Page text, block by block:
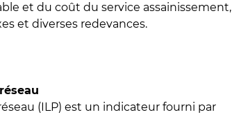
et du coût du service assainissement,
et diverses redevances.
(ILP) est un indicateur fourni par